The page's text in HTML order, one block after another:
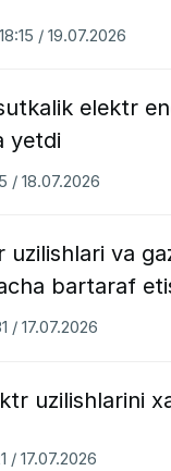
18:15 / 19.07.2026
elektr
yetdi
/ 18.07.2026
uzilishlari va
bartaraf
/ 17.07.2026
uzilishlarini
/ 17.07.2026